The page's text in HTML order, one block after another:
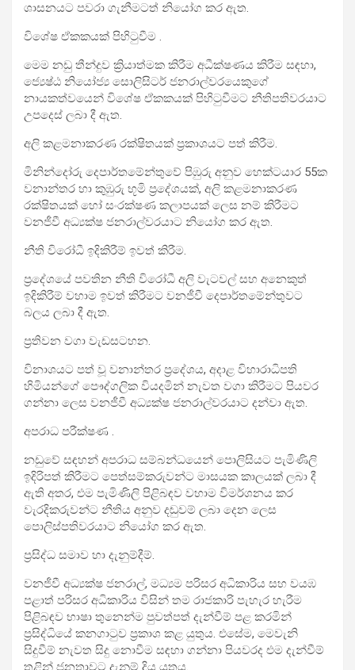
ශාසනයට පවරා ගැනීමටත් නියෝග කර ඇත.
විශේෂ ඒකකයක් පිහිටුවීම .
මෙම නඩු තීන්දුව ක්‍රියාත්මක කිරීම අධීක්ෂණය කිරීම සඳහා,
ජ්‍යෙෂ්ඨ නියෝජ්‍ය සොලිසිටර් ජනරාල්වරයෙකුගේ
නායකත්වයෙන් විශේෂ ඒකකයක් පිහිටුවීමට නීතිපතිවරයාට
උපදෙස් ලබා දී ඇත.
අලි කළමනාකරණ රක්ෂිතයක් ප්‍රකාශයට පත් කිරීම.
මිනින්දෝරු දෙපාර්තමේන්තුවේ පිඹුරු අනුව හෙක්ටයාර 55ක
වනාන්තර හා කුඹුරු භූමි ප්‍රදේශයක්, අලි කළමනාකරණ
රක්ෂිතයක් හෝ සංරක්ෂණ කලාපයක් ලෙස නම් කිරීමට
වනජීවී අධ්‍යක්ෂ ජනරාල්වරයාට නියෝග කර ඇත.
නීති විරෝධී ඉදිකිරීම් ඉවත් කිරීම.
ප්‍රදේශයේ පවතින නීති විරෝධී අලි වැටවල් සහ අනෙකුත්
ඉදිකිරීම් වහාම ඉවත් කිරීමට වනජීවී දෙපාර්තමේන්තුවට
බලය ලබා දී ඇත.
ප්‍රතිවන වගා වැඩසටහන.
විනාශයට පත් වූ වනාන්තර ප්‍රදේශය, අදාළ විහාරාධිපති
හිමියන්ගේ පෞද්ගලික වියදමින් නැවත වගා කිරීමට පියවර
ගන්නා ලෙස වනජීවී අධ්‍යක්ෂ ජනරාල්වරයාට දන්වා ඇත.
අපරාධ පරීක්ෂණ .
නඩුවේ සඳහන් අපරාධ සම්බන්ධයෙන් පොලිසියට පැමිණිලි
ඉදිරිපත් කිරීමට පෙත්සම්කරුවන්ට මාසයක කාලයක් ලබා දී
ඇති අතර, එම පැමිණිලි පිළිබඳව වහාම විමර්ශනය කර
වැරදිකරුවන්ට නීතිය අනුව දඬුවම් ලබා දෙන ලෙස
පොලිස්පතිවරයාට නියෝග කර ඇත.
ප්‍රසිද්ධ සමාව හා දැනුම්දීම්.
වනජීවී අධ්‍යක්ෂ ජනරාල්, මධ්‍යම පරිසර අධිකාරිය සහ වයඹ
පළාත් පරිසර අධිකාරිය විසින් තම රාජකාරි පැහැර හැරීම
පිළිබඳව භාෂා තුනෙන්ම පුවත්පත් දැන්වීම් පළ කරමින්
ප්‍රසිද්ධියේ කනගාටුව ප්‍රකාශ කළ යුතුය. එසේම, මෙවැනි
සිදුවීම් නැවත සිදු නොවීම සඳහා ගන්නා පියවරද එම දැන්වීම්